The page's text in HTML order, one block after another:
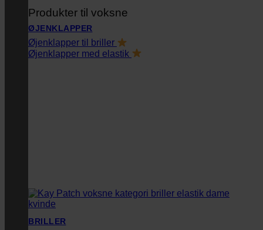
Produkter til voksne
ØJENKLAPPER
Øjenklapper til briller
Øjenklapper med elastik
BRILLER